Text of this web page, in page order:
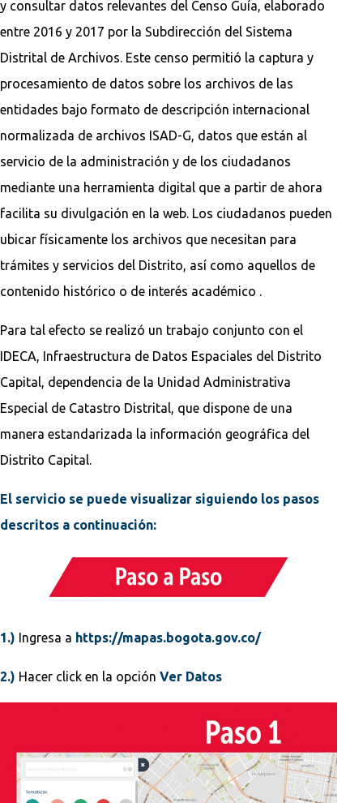
y consultar datos relevantes del Censo Guía, elaborado
entre 2016 y 2017 por la Subdirección del Sistema
Distrital de Archivos. Este censo permitió la captura y
procesamiento de datos sobre los archivos de las
entidades bajo formato de descripción internacional
normalizada de archivos ISAD-G, datos que están al
servicio de la administración y de los ciudadanos
mediante una herramienta digital que a partir de ahora
facilita su divulgación en la web. Los ciudadanos pueden
ubicar físicamente los archivos que necesitan para
trámites y servicios del Distrito, así como aquellos de
contenido histórico o de interés académico .
Para tal efecto se realizó un trabajo conjunto con el
IDECA, Infraestructura de Datos Espaciales del Distrito
Capital, dependencia de la Unidad Administrativa
Especial de Catastro Distrital, que dispone de una
manera estandarizada la información geográfica del
Distrito Capital.
El servicio se puede visualizar siguiendo los pasos
descritos a continuación:
1.) Ingresa a https://mapas.bogota.gov.co/
2.) Hacer click en la opción Ver Datos